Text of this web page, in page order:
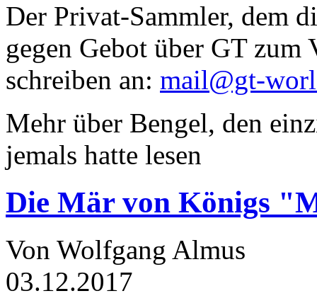
Der Privat-Sammler, dem
gegen Gebot über GT zum
schreiben an: mail@gt-
Mehr über Bengel, den
jemals hatte lesen
Die Mär von Königs
Von Wolfgang Almus
03.12.2017